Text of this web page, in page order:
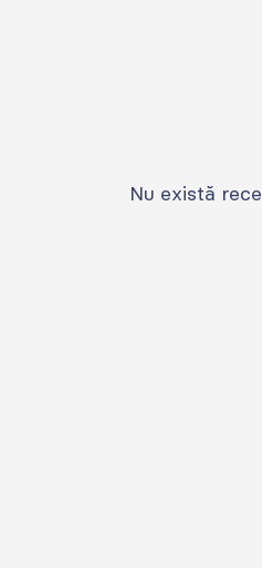
Nu există